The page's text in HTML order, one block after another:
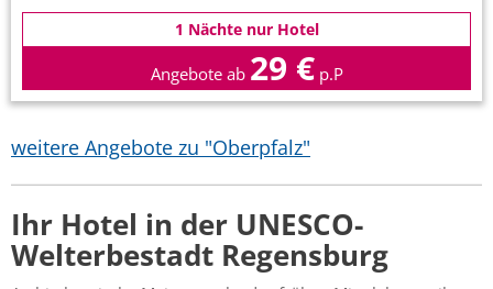
1 Nächte nur Hotel
Angebote ab 29 € p.P
weitere Angebote zu "Oberpfalz"
Ihr Hotel in der UNESCO-
Welterbestadt Regensburg